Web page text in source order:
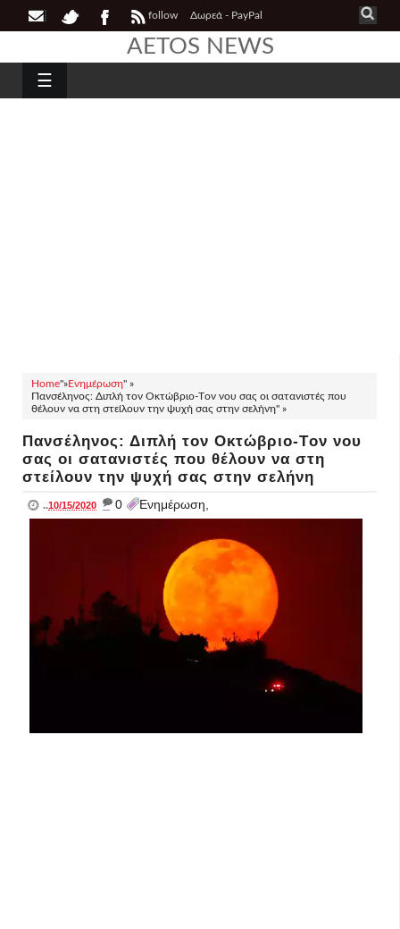
follow Δωρεά - PayPal
AETOS NEWS
☰
Home"»Ενημέρωση" »
Πανσέληνος: Διπλή τον Οκτώβριο-Tον νου σας οι σατανιστές που
θέλουν να στη στείλουν την ψυχή σας στην σελήνη" »
Πανσέληνος: Διπλή τον Οκτώβριο-Tον νου
σας οι σατανιστές που θέλουν να στη
στείλουν την ψυχή σας στην σελήνη
..10/15/2020 _ 0 Ενημέρωση,